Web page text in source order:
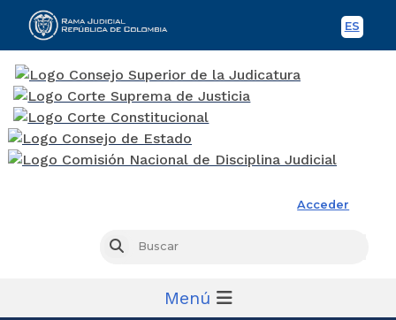
ES
Acceder
Buscar
Menú